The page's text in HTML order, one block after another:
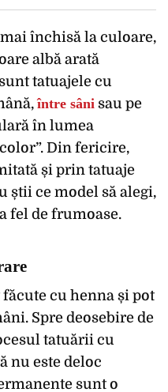
închisă la culoare,
albă arată
tatuajele cu
între sâni sau pe
în lumea
Din fericire,
și prin tatuaje
știi ce model să alegi,
fel de frumoase.
cu henna și pot
Spre deosebire de
tatuării cu
nu este deloc
sunt o